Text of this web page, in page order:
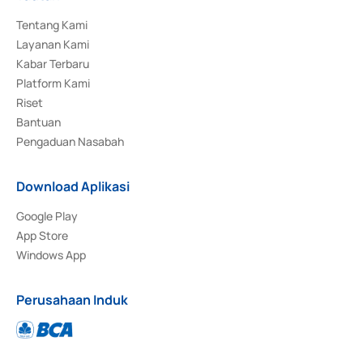
Tentang Kami
Layanan Kami
Kabar Terbaru
Platform Kami
Riset
Bantuan
Pengaduan Nasabah
Download Aplikasi
Google Play
App Store
Windows App
Perusahaan Induk